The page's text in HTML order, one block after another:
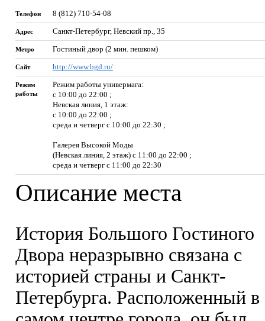
Телефон 8 (812) 710-54-08
Адрес Санкт-Петербург, Невский пр., 35
Метро Гостиный двор (2 мин. пешком)
Сайт http://www.bgd.ru/
Режим
работы
Режим работы универмага:
c 10:00 до 22:00 ;
Невская линия, 1 этаж:
c 10:00 до 22:00 ;
среда и четверг с 10:00 до 22:30 ;
Галерея Высокой Моды
(Невская линия, 2 этаж) с 11:00 до 22:00 ;
среда и четверг с 11:00 до 22:30
Описание места
История Большого Гостиного
Двора неразрывно связана с
историей страны и Санкт-
Петербурга. Расположенный в